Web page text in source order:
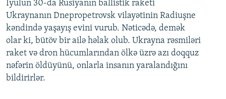
İyulun 30-da Rusiyanın ballistik raketi
Ukraynanın Dnepropetrovsk vilayətinin Radiuşne
kəndində yaşayış evini vurub. Nəticədə, demək
olar ki, bütöv bir ailə həlak olub. Ukrayna rəsmiləri
raket və dron hücumlarından ölkə üzrə azı doqquz
nəfərin öldüyünü, onlarla insanın yaralandığını
bildirirlər.